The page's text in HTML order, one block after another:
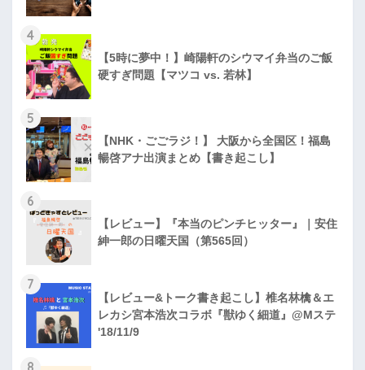
4
【5時に夢中！】崎陽軒のシウマイ弁当のご飯
硬すぎ問題【マツコ vs. 若林】
5
【NHK・ごごラジ！】 大阪から全国区！福島
暢啓アナ出演まとめ【書き起こし】
6
【レビュー】『本当のピンチヒッター』｜安住
紳一郎の日曜天国（第565回）
7
【レビュー&トーク書き起こし】椎名林檎＆エ
レカシ宮本浩次コラボ『獣ゆく細道』@Mステ
'18/11/9
8